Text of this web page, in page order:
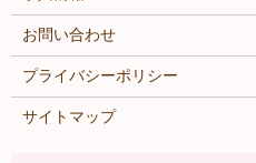
お問い合わせ
プライバシーポリシー
サイトマップ